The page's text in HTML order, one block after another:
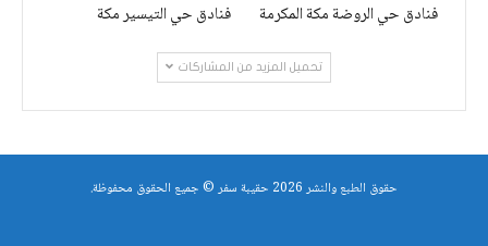
فنادق حي الروضة مكة المكرمة فنادق حي التيسير مكة
تحميل المزيد من المشاركات
حقوق الطبع والنشر 2026 حقيبة سفر © جميع الحقوق محفوظة.